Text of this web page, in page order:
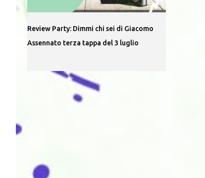
Review Party: Dimmi chi sei di Giacomo
Assennato terza tappa del 3 luglio